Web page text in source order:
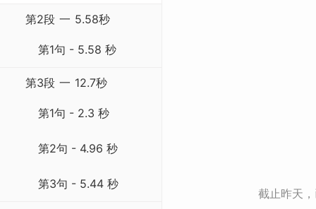
第2段 一 5.58秒
第1句 - 5.58 秒
第3段 一 12.7秒
第1句 - 2.3 秒
第2句 - 4.96 秒
第3句 - 5.44 秒
截止昨天